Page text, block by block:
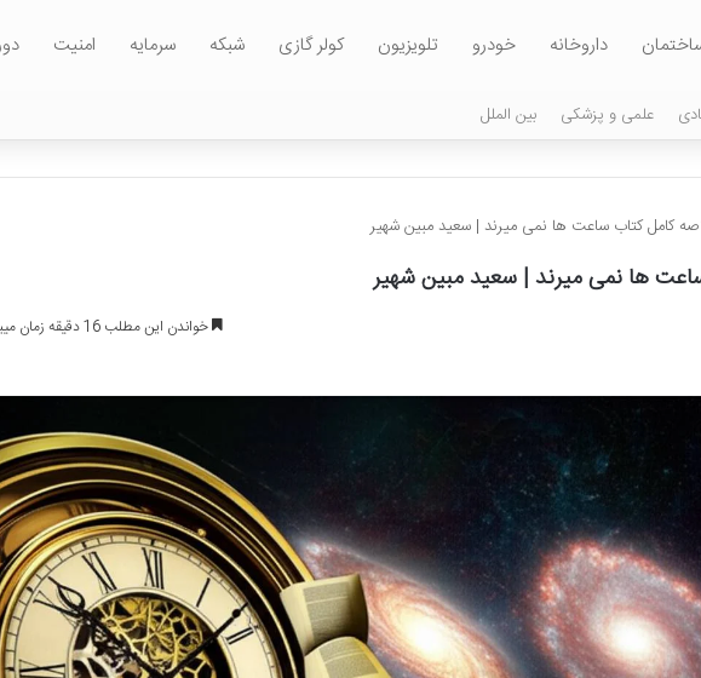
داروخانه خودرو تلویزیون کولر گازی شبکه سرمایه امنیت
علمی و پزشکی بین الملل
کامل کتاب ساعت ها نمی میرند | سعید مبین شهیر
ها نمی میرند | سعید مبین شهیر
خواندن این مطلب 16 دقیقه زمان میبرد